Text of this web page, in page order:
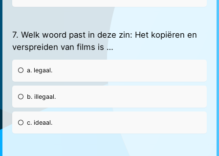
7. Welk woord past in deze zin: Het kopiëren en
verspreiden van films is …
a. legaal.
b. illegaal.
c. ideaal.